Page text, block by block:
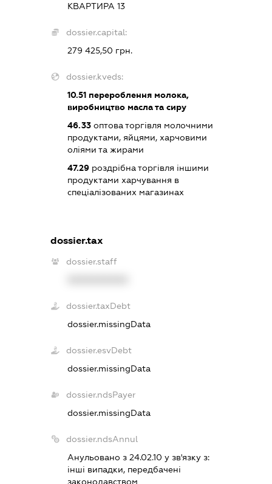
КВАРТИРА 13
dossier.capital:
279 425,50 грн.
dossier.kveds:
10.51 перероблення молока,
виробництво масла та сиру
46.33 оптова торгівля молочними
продуктами, яйцями, харчовими
оліями та жирами
47.29 роздрібна торгівля іншими
продуктами харчування в
спеціалізованих магазинах
dossier.tax
dossier.staff
dossier.taxDebt
dossier.missingData
dossier.esvDebt
dossier.missingData
dossier.ndsPayer
dossier.missingData
dossier.ndsAnnul
Анульовано з 24.02.10 у зв'язку з:
iншi випадки, передбаченi
законодавством